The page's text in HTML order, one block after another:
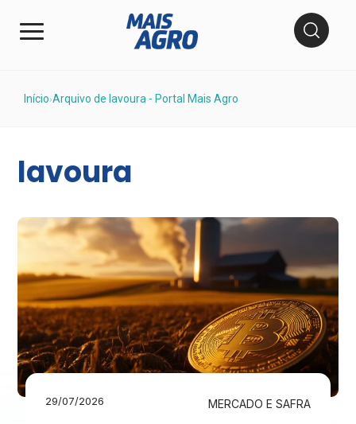
Início›Arquivo de lavoura - Portal Mais Agro
lavoura
29/07/2026 MERCADO E SAFRA